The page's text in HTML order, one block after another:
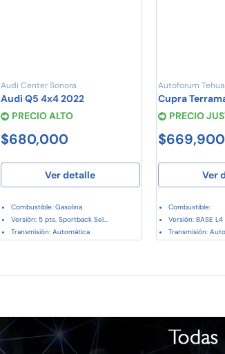
Audi Center Sonora
Audi Q5 4x4 2022
PRECIO ALTO
$680,000
Ver detalle
Combustible: Gasolina
Versión: 5 pts. Sportback Sel...
Transmisión: Automática
Autoforum
Cupra
PRECIO
$669,900
Ver
Combustible:
Versión: BASE L4
Transmisión: